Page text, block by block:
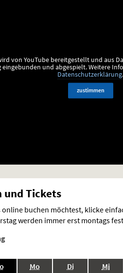
von YouTube bereitgestellt und aus
eingebunden und abgespielt.Weitere
Datenschutzerklärung.
zustimmen
und Tickets
online buchen möchtest, klicke
werden immer erst montags
.,
Mo Di.,
Mi.,